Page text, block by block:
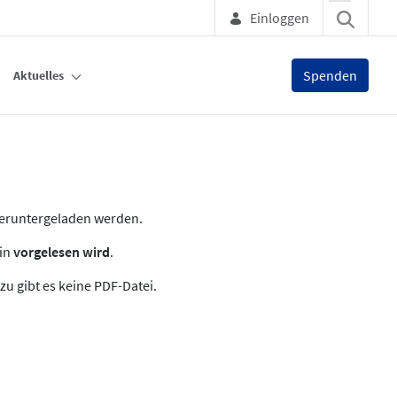
Einloggen
Aktuelles Spenden
werden.
vorgelesen wird.
gibt es keine PDF-Datei.